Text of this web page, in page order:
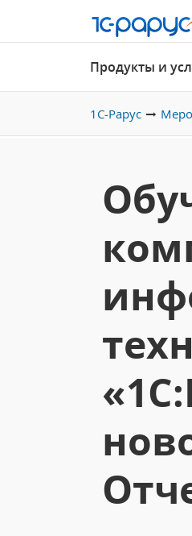
Продукты и
1С-Рарус